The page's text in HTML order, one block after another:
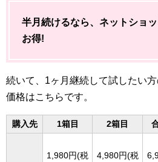
半月続けるなら、ネットショ
お得!
続いて、1ヶ月継続して試したい
価格はこちらです。
購入先 1箱目 2箱目
1,980円(税
4,980円(税